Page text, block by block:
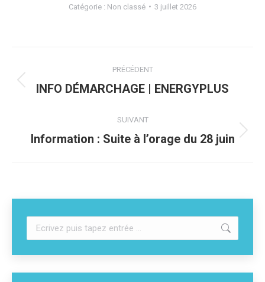
Catégorie : Non classé 3 juillet 2026
article
PRÉCÉDENT
Article
:
INFO DÉMARCHAGE | ENERGYPLUS
SUIVANT
Article
Information : Suite à l’orage du 28 juin
Recherche
: